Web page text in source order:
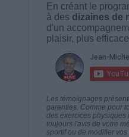
En créant le
à des dizaines de
d'un
plaisir, plus
Les témoignages
garanties. Comme pour
des exercices physiques
toujours l'avis de votre
sportif ou de modifier